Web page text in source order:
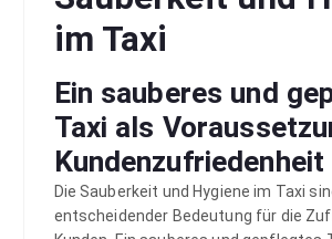
im Taxi
Ein sauberes und
Taxi als
Kundenzufriedenheit
Die Sauberkeit und Hygiene im Taxi
entscheidender Bedeutung für die